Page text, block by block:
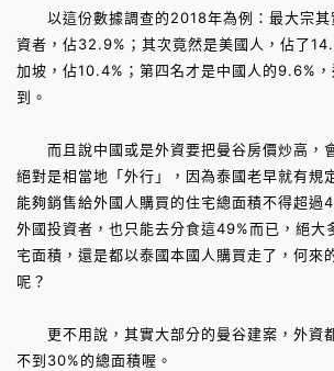
以這份數據調查的2018年為例：最大宗其
資者，佔32.9%；其次竟然是美國人，佔了
加坡，佔10.4%；第四名才是中國人的9.6%
到。
而且說中國或是外資要把曼谷房價炒高，
絕對是相當地「外行」，因為泰國老早就有規
能夠銷售給外國人購買的住宅總面積不得超過
外國投資者，也只能去分食這49%而已，絕大
宅面積，還是都以泰國本國人購買走了，何來
呢？
更不用說，其實大部分的曼谷建案，外資
不到30%的總面積喔。